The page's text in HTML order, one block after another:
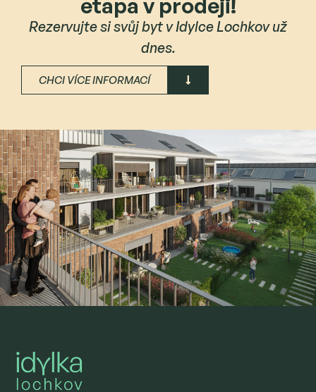
etapa v prodeji!
Rezervujte si svůj byt v Idylce Lochkov už
dnes.
CHCI VÍCE INFORMACÍ